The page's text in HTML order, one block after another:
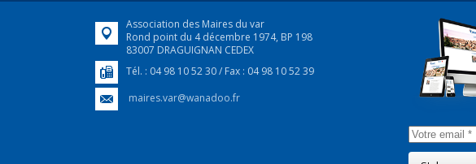
Association des Maires du var
Rond point du 4 décembre 1974, BP 198
83007 DRAGUIGNAN CEDEX
Tél. : 04 98 10 52 30 / Fax : 04 98 10 52 39
maires.var@wanadoo.fr